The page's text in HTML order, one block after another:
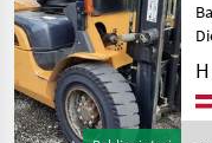
Marketplace
Ponudbe
trgovcev